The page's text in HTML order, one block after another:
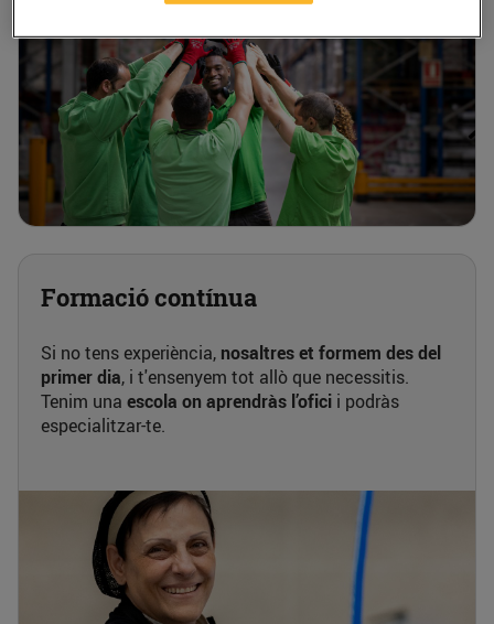
Formació contínua
Si no tens experiència, nosaltres et formem des del
primer dia, i t'ensenyem tot allò que necessitis.
Tenim una escola on aprendràs l’ofici i podràs
especialitzar-te.